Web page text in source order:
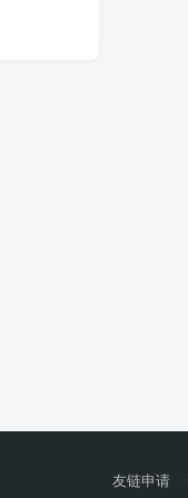
友链申请